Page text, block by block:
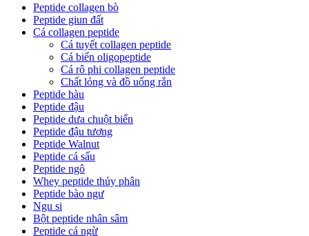
Peptide collagen bò
Peptide giun đất
Cá collagen peptide
Cá tuyết collagen peptide
Cá biển oligopeptide
Cá rô phi collagen peptide
Chất lỏng và đồ uống rắn
Peptide hàu
Peptide đậu
Peptide dưa chuột biển
Peptide đậu tương
Peptide Walnut
Peptide cá sấu
Peptide ngô
Whey peptide thủy phân
Peptide bào ngư
Ngu si
Bột peptide nhân sâm
Peptide cá ngừ